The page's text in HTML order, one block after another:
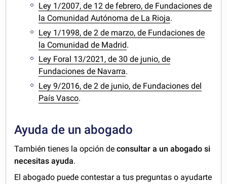
Ley 1/2007, de 12 de febrero, de Fundaciones de
la Comunidad Autónoma de La Rioja.
Ley 1/1998, de 2 de marzo, de Fundaciones de
la Comunidad de Madrid.
Ley Foral 13/2021, de 30 de junio, de
Fundaciones de Navarra.
Ley 9/2016, de 2 de junio, de Fundaciones del
País Vasco.
Ayuda de un abogado
También tienes la opción deconsultar a un abogado si
necesitas ayuda.
El abogado puede contestar a tus preguntas o ayudarte